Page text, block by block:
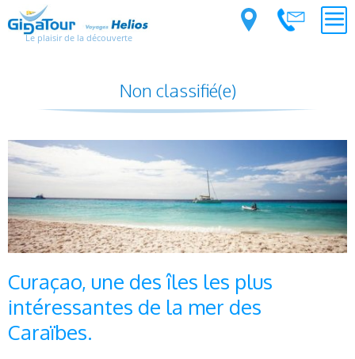
Le plaisir de la découverte
Non classifié(e)
Curaçao, une des îles les plus
intéressantes de la mer des
Caraïbes.